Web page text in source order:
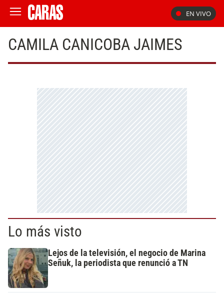
EN VIVO
CAMILA CANICOBA JAIMES
Lo más visto
Lejos de la televisión, el negocio de Marina
Señuk, la periodista que renunció a TN